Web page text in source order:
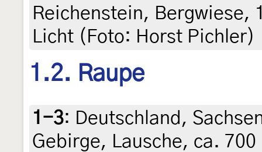
Reichenstein, Bergwiese,
Licht (Foto: Horst Pichler)
1.2. Raupe
1-3: Deutschland,
Gebirge, Lausche, ca.